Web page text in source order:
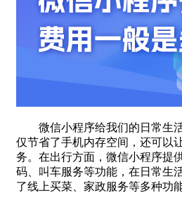
微信小程序给我们的日常生活
仅节省了手机内存空间，还可以
务。在出行方面，微信小程序提
码、叫车服务等功能，在日常生
了线上买菜、家政服务等多种功能